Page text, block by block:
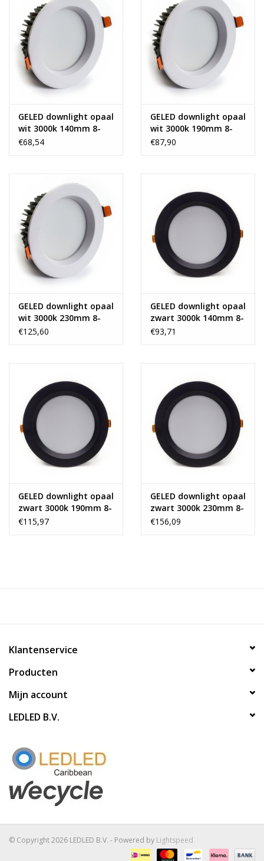
GELED downlight opaal
wit 3000k 140mm 8-
12W
€68,54
GELED downlight opaal
wit 3000k 190mm 8-
20W
€87,90
GELED downlight opaal
wit 3000k 230mm 8-
35W
€125,60
GELED downlight opaal
zwart 3000k 140mm 8-
12W
€93,71
GELED downlight opaal
zwart 3000k 190mm 8-
20W
€115,97
GELED downlight opaal
zwart 3000k 230mm 8-
35W
€156,09
Klantenservice
Producten
Mijn account
LEDLED B.V.
© Copyright 2026 LEDLED B.V. - Powered by Lightspeed